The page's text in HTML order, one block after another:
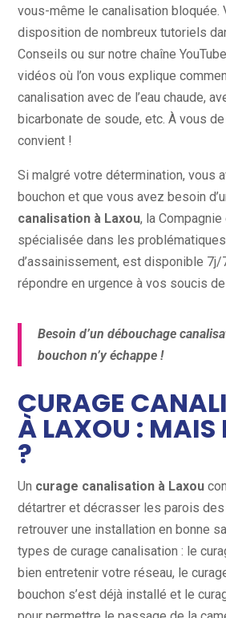
vous-même le canalisation bloquée.
disposition de nombreux tutoriels
Conseils ou sur notre chaîne
vidéos où l’on vous explique
canalisation avec de l’eau chaude,
bicarbonate de soude, etc. À vous
convient !
Si malgré votre détermination, vous
bouchon et que vous avez besoin
canalisation à Laxou, la
spécialisée dans les
d’assainissement, est disponible
répondre en urgence à vos soucis
Besoin d’un débouchage
bouchon n’y échappe !
CURAGE
À LAXOU : MAIS
?
Un curage canalisation à Laxou
détartrer et décrasser les parois
retrouver une installation en bonne
types de curage canalisation : le
bien entretenir votre réseau, le
bouchon s’est déjà installé et le